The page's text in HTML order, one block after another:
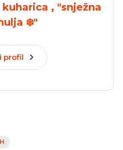
, "snježna
❄️"
profil